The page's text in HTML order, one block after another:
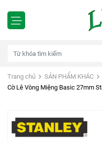
Trang chủ SẢN PHẨM KHÁC
Cờ Lê Vòng Miệng Basic 27mm